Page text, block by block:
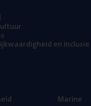
en inclusie
Mari­ne